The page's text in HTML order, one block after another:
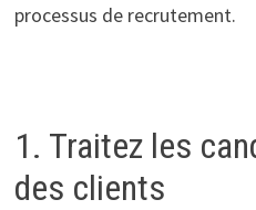
processus de recrutement.
1. Traitez les
des clients